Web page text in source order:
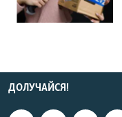
ДОЛУЧАЙСЯ!